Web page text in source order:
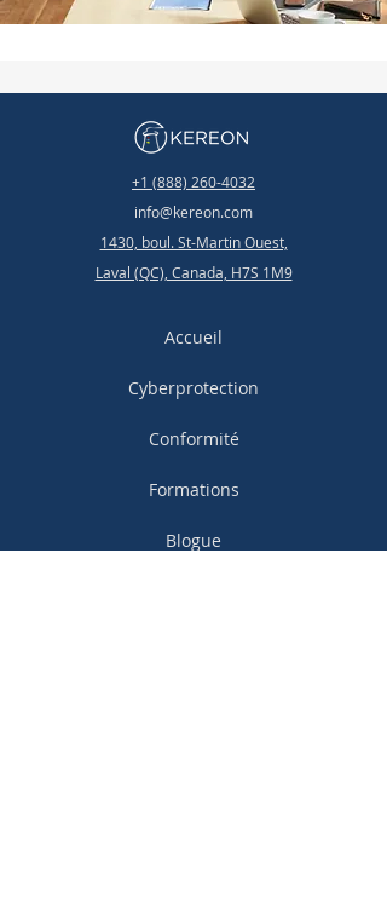
+1 (888) 260-4032
info@kereon.com
1430, boul. St-Martin Ouest,
Laval (QC), Canada, H7S 1M9
Accueil
Cyberprotection
Conformité
Formations
Blogue